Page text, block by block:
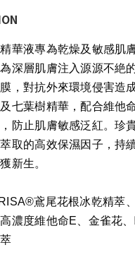
華液專為乾燥及敏感肌
深層肌膚注入源源不絶
，對抗外來環境侵害造
七葉樹精華，配合維他
防止肌膚敏感泛紅。珍
取的高效保濕因子，持
新生。
鳶尾花根冰乾精萃
濃度維他命E、金雀花、